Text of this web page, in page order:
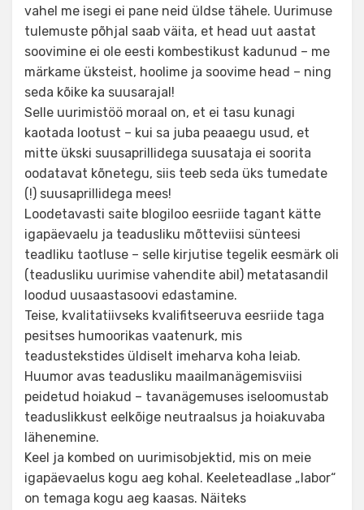
vahel me isegi ei pane neid üldse tähele. Uurimuse
tulemuste põhjal saab väita, et head uut aastat
soovimine ei ole eesti kombestikust kadunud – me
märkame üksteist, hoolime ja soovime head – ning
seda kõike ka suusarajal!
Selle uurimistöö moraal on, et ei tasu kunagi
kaotada lootust – kui sa juba peaaegu usud, et
mitte ükski suusaprillidega suusataja ei soorita
oodatavat kõnetegu, siis teeb seda üks tumedate
(!) suusaprillidega mees!
Loodetavasti saite blogiloo eesriide tagant kätte
igapäevaelu ja teadusliku mõtteviisi sünteesi
teadliku taotluse – selle kirjutise tegelik eesmärk oli
(teadusliku uurimise vahendite abil) metatasandil
loodud uusaastasoovi edastamine.
Teise, kvalitatiivseks kvalifitseeruva eesriide taga
pesitses humoorikas vaatenurk, mis
teadustekstides üldiselt imeharva koha leiab.
Huumor avas teadusliku maailmanägemisviisi
peidetud hoiakud – tavanägemuses iseloomustab
teaduslikkust eelkõige neutraalsus ja hoiakuvaba
lähenemine.
Keel ja kombed on uurimisobjektid, mis on meie
igapäevaelus kogu aeg kohal. Keeleteadlase „labor“
on temaga kogu aeg kaasas. Näiteks